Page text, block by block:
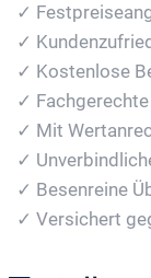
✓
✓
✓ Kostenlose
✓
✓ Mit
✓
✓ Besenreine
✓ Versichert